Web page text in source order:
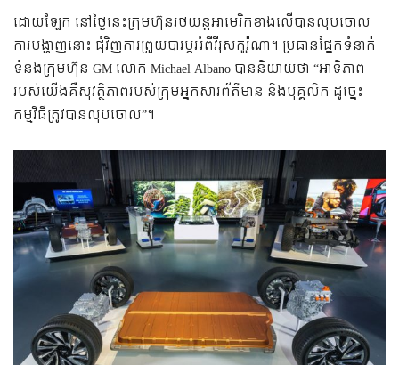
ដោយឡែក នៅថ្ងៃនេះក្រុមហ៊ុនរថយន្តអាមេរិកខាងលើបានលុបចោល
ការបង្ហាញនោះ ជុំវិញការព្រួយបារម្ភអំពីវីរុសកូរ៉ូណា។ ប្រធានផ្នែកទំនាក់
ទំនងក្រុមហ៊ុន GM លោក Michael Albano បាននិយាយថា “អាទិភាព
របស់យើងគឺសុវត្ថិភាពរបស់ក្រុមអ្នកសារព័ត៌មាន និងបុគ្គលិក ដូច្នេះ
កម្មវិធីត្រូវបានលុបចោល”។